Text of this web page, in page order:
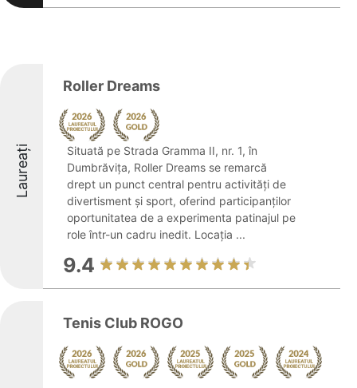
Laureați
Roller Dreams
Situată pe Strada Gramma II, nr. 1, în
Dumbrăvița, Roller Dreams se remarcă
drept un punct central pentru activități de
divertisment și sport, oferind participanților
oportunitatea de a experimenta patinajul pe
role într-un cadru inedit. Locația ...
9.4
Tenis Club ROGO